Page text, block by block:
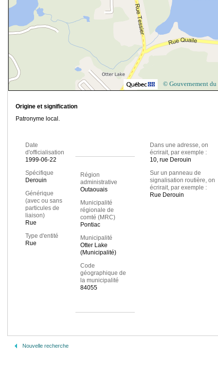
© Gouvernement du
Origine et signification
Patronyme local.
Date
d'officialisation
1999-06-22
Spécifique
Derouin
Générique
(avec ou sans
particules de
liaison)
Rue
Type d'entité
Rue
Région
administrative
Outaouais
Municipalité
régionale de
comté (MRC)
Pontiac
Municipalité
Otter Lake
(Municipalité)
Code
géographique de
la municipalité
84055
Dans une adresse, on
écrirait, par exemple :
10, rue Derouin
Sur un panneau de
signalisation routière, on
écrirait, par exemple :
Rue Derouin
Nouvelle recherche